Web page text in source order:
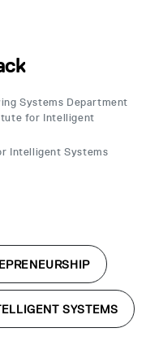
Systems Department
for Intelligent
Intelligent Systems
SYSTEMS